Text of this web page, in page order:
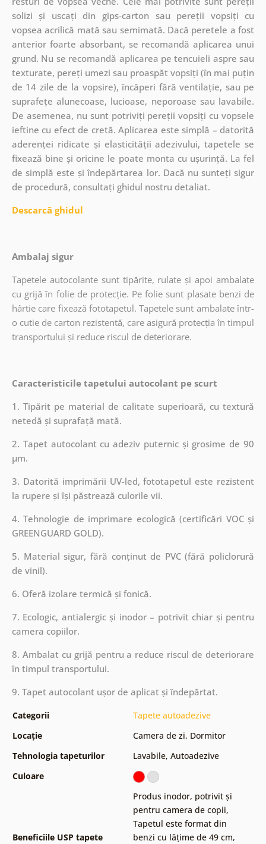
solizi și uscați din gips-carton sau pereții vopsiți cu
vopsea acrilică mată sau semimată. Dacă peretele a fost
anterior foarte absorbant, se recomandă aplicarea unui
grund. Nu se recomandă aplicarea pe tencuieli aspre sau
texturate, pereți umezi sau proaspăt vopsiți (în mai puțin
de 14 zile de la vopsire), încăperi fără ventilație, sau pe
suprafețe alunecoase, lucioase, neporoase sau lavabile.
De asemenea, nu sunt potriviți pereții vopsiți cu vopsele
ieftine cu efect de cretă. Aplicarea este simplă – datorită
aderenței ridicate și elasticității adezivului, tapetele se
fixează bine și oricine le poate monta cu ușurință. La fel
de simplă este și îndepărtarea lor. Dacă nu sunteți sigur
de procedură, consultați ghidul nostru detaliat.
Descarcă ghidul
Ambalaj sigur
Tapetele autocolante sunt tipărite, rulate și apoi ambalate
cu grijă în folie de protecție. Pe folie sunt plasate benzi de
hârtie care fixează fototapetul. Tapetele sunt ambalate într-
o cutie de carton rezistentă, care asigură protecția în timpul
transportului și reduce riscul de deteriorare.
Caracteristicile tapetului autocolant pe scurt
1. Tipărit pe material de calitate superioară, cu textură
netedă și suprafață mată.
2. Tapet autocolant cu adeziv puternic și grosime de 90
µm.
3. Datorită imprimării UV-led, fototapetul este rezistent
la rupere și își păstrează culorile vii.
4. Tehnologie de imprimare ecologică (certificări VOC și
GREENGUARD GOLD).
5. Material sigur, fără conținut de PVC (fără policlorură
de vinil).
6. Oferă izolare termică și fonică.
7. Ecologic, antialergic și inodor – potrivit chiar și pentru
camera copiilor.
8. Ambalat cu grijă pentru a reduce riscul de deteriorare
în timpul transportului.
9. Tapet autocolant ușor de aplicat și îndepărtat.
Categorii
Tapete autoadezive
Locație
Camera de zi, Dormitor
Tehnologia tapeturilor
Lavabile, Autoadezive
Culoare
Beneficiile USP tapete
Produs inodor, potrivit și
pentru camera de copii,
Tapetul este format din
benzi cu lățime de 49 cm,